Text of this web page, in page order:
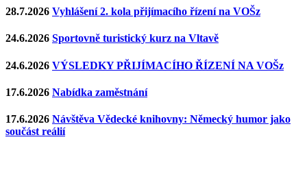
28.7.2026 Vyhlášení 2. kola přijímacího řízení na VOŠz
24.6.2026 Sportovně turistický kurz na Vltavě
24.6.2026 VÝSLEDKY PŘIJÍMACÍHO ŘÍZENÍ NA VOŠz
17.6.2026 Nabídka zaměstnání
17.6.2026 Návštěva Vědecké knihovny: Německý humor jako
součást reálií